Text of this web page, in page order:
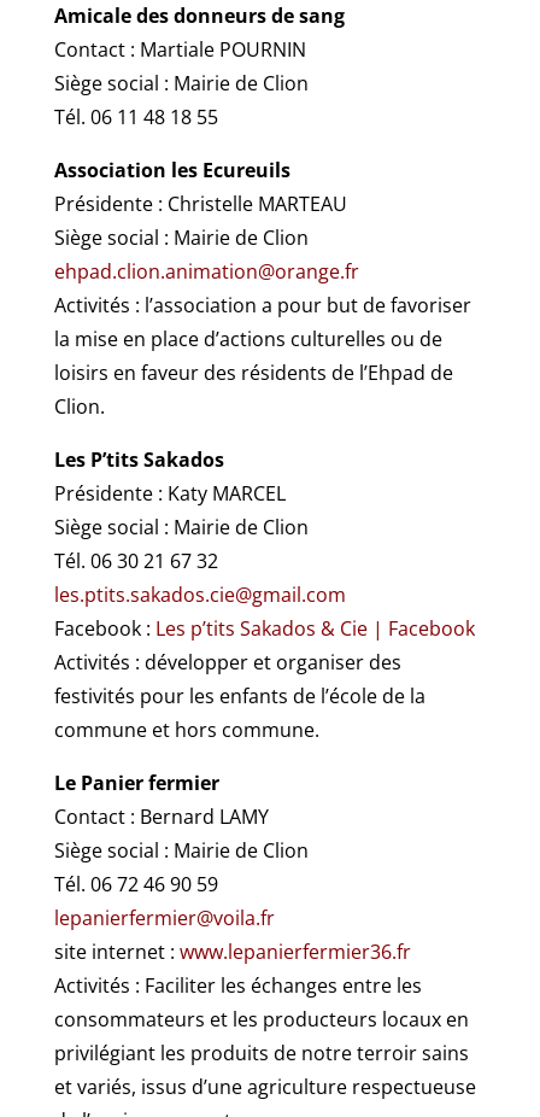
Amicale des donneurs de sang
Contact : Martiale POURNIN
Siège social : Mairie de Clion
Tél. 06 11 48 18 55
Association les Ecureuils
Présidente : Christelle MARTEAU
Siège social : Mairie de Clion
ehpad.clion.animation@orange.fr
Activités : l’association a pour but de favoriser
la mise en place d’actions culturelles ou de
loisirs en faveur des résidents de l’Ehpad de
Clion.
Les P’tits Sakados
Présidente : Katy MARCEL
Siège social : Mairie de Clion
Tél. 06 30 21 67 32
les.ptits.sakados.cie@gmail.com
Facebook : Les p’tits Sakados & Cie | Facebook
Activités : développer et organiser des
festivités pour les enfants de l’école de la
commune et hors commune.
Le Panier fermier
Contact : Bernard LAMY
Siège social : Mairie de Clion
Tél. 06 72 46 90 59
lepanierfermier@voila.fr
site internet : www.lepanierfermier36.fr
Activités : Faciliter les échanges entre les
consommateurs et les producteurs locaux en
privilégiant les produits de notre terroir sains
et variés, issus d’une agriculture respectueuse